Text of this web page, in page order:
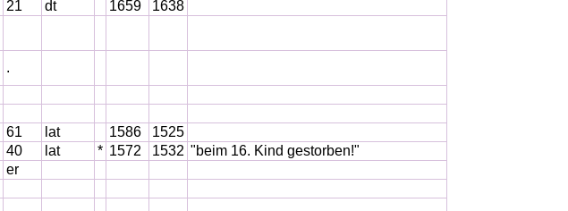
21 dt 1659
1638
.
61 lat 1586
1525
40 lat * 1572 1532 "beim 16. Kind gestorben!"
er